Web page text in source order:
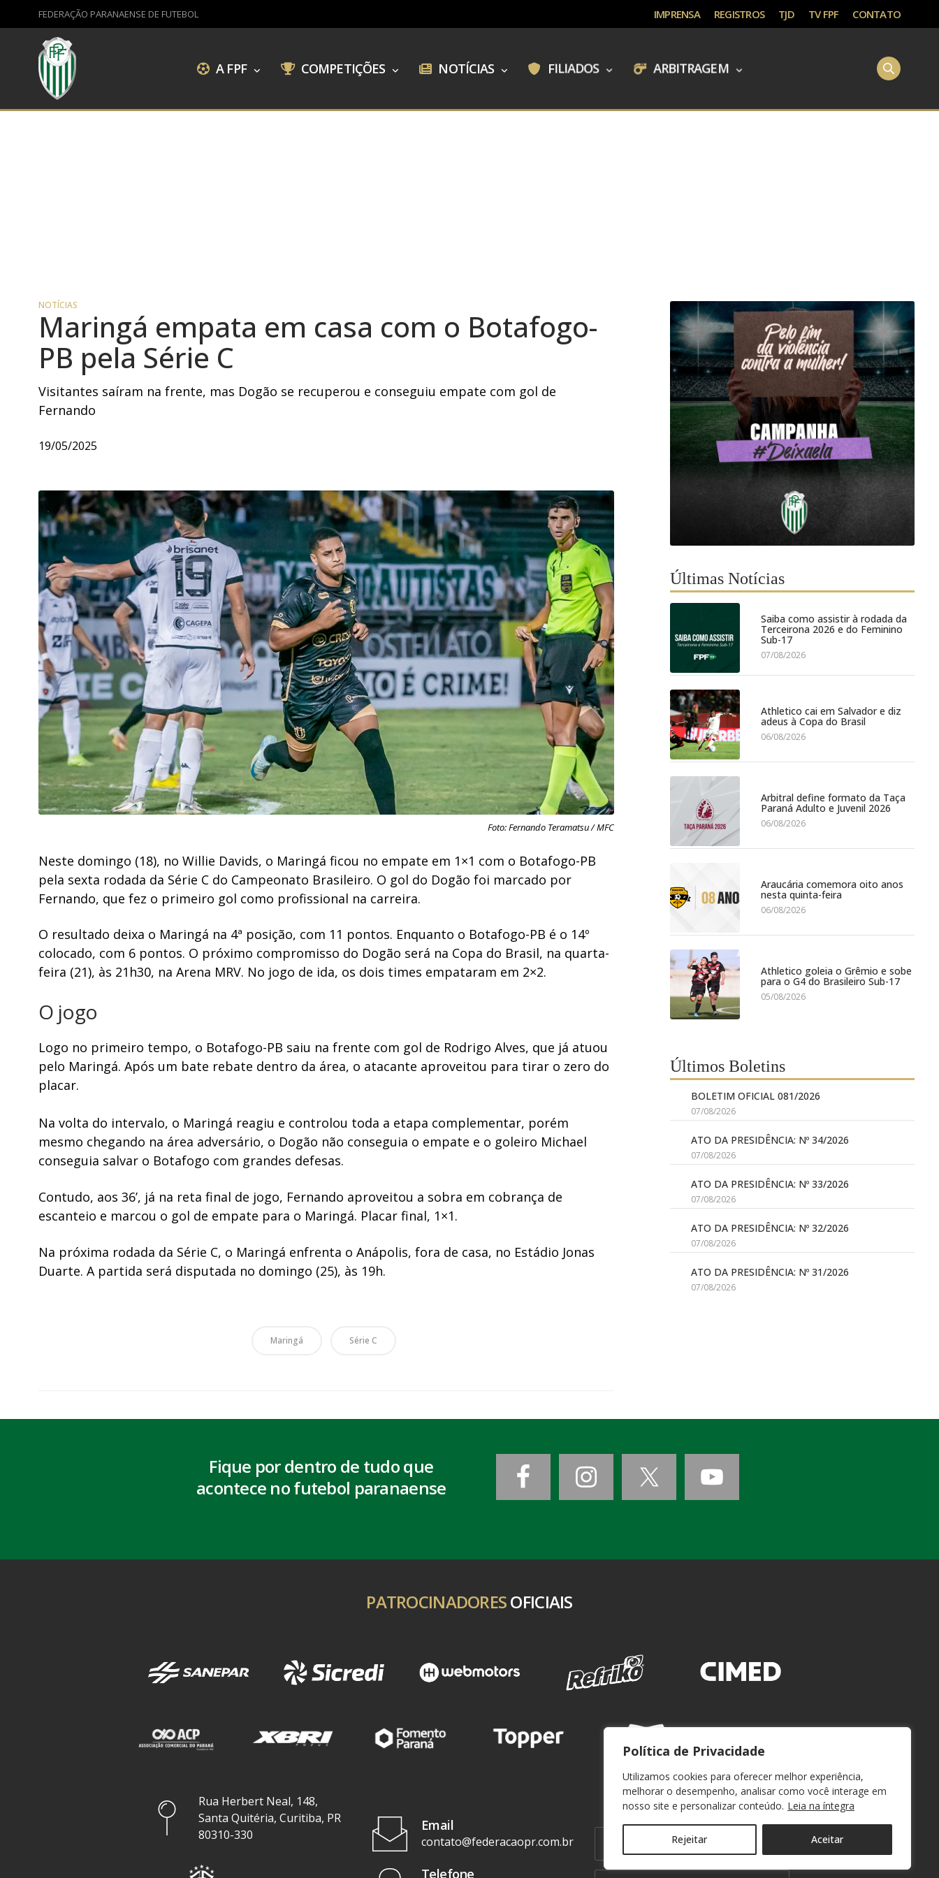
Política de Privacidade
Utilizamos cookies para oferecer melhor experiência,
melhorar o desempenho, analisar como você interage em
nosso site e personalizar conteúdo. Leia na íntegra
Rejeitar Aceitar
FEDERAÇÃO PARANAENSE DE FUTEBOL IMPRENSA REGISTROS TJD TV FPF CONTATO
A FPF COMPETIÇÕES NOTÍCIAS FILIADOS ARBITRAGEM
NOTÍCIAS
Maringá empata em casa com o Botafogo-
PB pela Série C
Visitantes saíram na frente, mas Dogão se recuperou e conseguiu empate com gol de
Fernando
19/05/2025
Foto: Fernando Teramatsu / MFC
Neste domingo (18), no Willie Davids, o Maringá ficou no empate em 1×1 com o Botafogo-PB
pela sexta rodada da Série C do Campeonato Brasileiro. O gol do Dogão foi marcado por
Fernando, que fez o primeiro gol como profissional na carreira.
O resultado deixa o Maringá na 4ª posição, com 11 pontos. Enquanto o Botafogo-PB é o 14º
colocado, com 6 pontos. O próximo compromisso do Dogão será na Copa do Brasil, na quarta-
feira (21), às 21h30, na Arena MRV. No jogo de ida, os dois times empataram em 2×2.
O jogo
Logo no primeiro tempo, o Botafogo-PB saiu na frente com gol de Rodrigo Alves, que já atuou
pelo Maringá. Após um bate rebate dentro da área, o atacante aproveitou para tirar o zero do
placar.
Na volta do intervalo, o Maringá reagiu e controlou toda a etapa complementar, porém
mesmo chegando na área adversário, o Dogão não conseguia o empate e o goleiro Michael
conseguia salvar o Botafogo com grandes defesas.
Contudo, aos 36’, já na reta final de jogo, Fernando aproveitou a sobra em cobrança de
escanteio e marcou o gol de empate para o Maringá. Placar final, 1×1.
Na próxima rodada da Série C, o Maringá enfrenta o Anápolis, fora de casa, no Estádio Jonas
Duarte. A partida será disputada no domingo (25), às 19h.
Maringá Série C
Últimas Notícias
Saiba como assistir à rodada da
Terceirona 2026 e do Feminino
Sub-17
07/08/2026
Athletico cai em Salvador e diz
adeus à Copa do Brasil
06/08/2026
Arbitral define formato da Taça
Paraná Adulto e Juvenil 2026
06/08/2026
Araucária comemora oito anos
nesta quinta-feira
06/08/2026
Athletico goleia o Grêmio e sobe
para o G4 do Brasileiro Sub-17
05/08/2026
Últimos Boletins
BOLETIM OFICIAL 081/2026
07/08/2026
ATO DA PRESIDÊNCIA: Nº 34/2026
07/08/2026
ATO DA PRESIDÊNCIA: Nº 33/2026
07/08/2026
ATO DA PRESIDÊNCIA: Nº 32/2026
07/08/2026
ATO DA PRESIDÊNCIA: Nº 31/2026
07/08/2026
Fique por dentro de tudo que
acontece no futebol paranaense
PATROCINADORESOFICIAIS
Rua Herbert Neal, 148,
Santa Quitéria, Curitiba, PR
80310-330
Email
contato@federacaopr.com.br
Telefone
WEBMAIL